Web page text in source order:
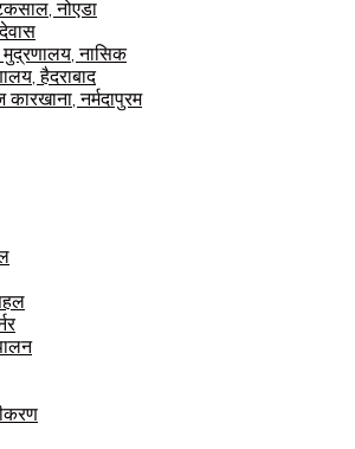
नोएडा
मुद्रणालय, नासिक
हैदराबाद
नर्मदापुरम